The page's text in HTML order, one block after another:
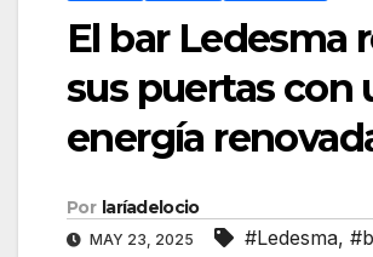
El bar Ledesma
sus puertas con
energía
Por laríadelocio
MAY 23, 2025 #Ledesma,